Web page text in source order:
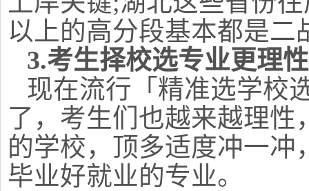
以上的高分段基本都是二
3.考生择校选专业更理性
现在流行「精准选学校
了，考生们也越来越理
的学校，顶多适度冲一
毕业好就业的专业。